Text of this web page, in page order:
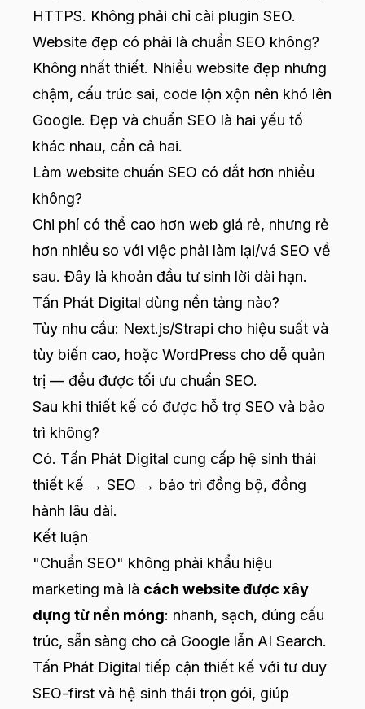
HTTPS. Không phải chỉ cài plugin SEO.
Website đẹp có phải là chuẩn SEO không?
Không nhất thiết. Nhiều website đẹp nhưng
chậm, cấu trúc sai, code lộn xộn nên khó lên
Google. Đẹp và chuẩn SEO là hai yếu tố
khác nhau, cần cả hai.
Làm website chuẩn SEO có đắt hơn nhiều
không?
Chi phí có thể cao hơn web giá rẻ, nhưng rẻ
hơn nhiều so với việc phải làm lại/vá SEO về
sau. Đây là khoản đầu tư sinh lời dài hạn.
Tấn Phát Digital dùng nền tảng nào?
Tùy nhu cầu: Next.js/Strapi cho hiệu suất và
tùy biến cao, hoặc WordPress cho dễ quản
trị — đều được tối ưu chuẩn SEO.
Sau khi thiết kế có được hỗ trợ SEO và bảo
trì không?
Có. Tấn Phát Digital cung cấp hệ sinh thái
thiết kế → SEO → bảo trì đồng bộ, đồng
hành lâu dài.
Kết luận
"Chuẩn SEO" không phải khẩu hiệu
marketing mà là cách website được xây
dựng từ nền móng: nhanh, sạch, đúng cấu
trúc, sẵn sàng cho cả Google lẫn AI Search.
Tấn Phát Digital tiếp cận thiết kế với tư duy
SEO-first và hệ sinh thái trọn gói, giúp